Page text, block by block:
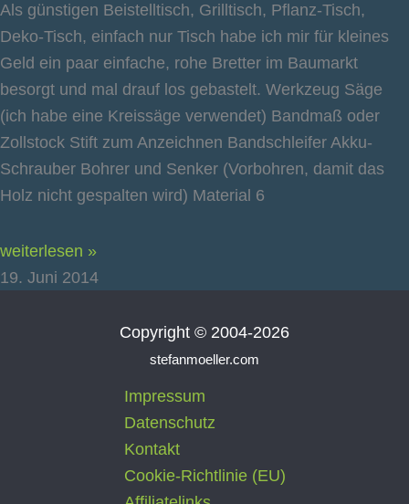
Als günstigen Beistelltisch, Grilltisch, Pflanz-Tisch,
Deko-Tisch, einfach nur Tisch habe ich mir für kleines
Geld ein paar einfache, rohe Bretter im Baumarkt
besorgt und mal drauf los gebastelt. Werkzeug Säge
(ich habe eine Kreissäge verwendet) Bandmaß oder
Zollstock Stift zum Anzeichnen Bandschleifer Akku-
Schrauber Bohrer und Senker (Vorbohren, damit das
Holz nicht gespalten wird) Material 6
weiterlesen »
19. Juni 2014
Copyright © 2004-2026
stefanmoeller.com
Impressum
Datenschutz
Kontakt
Cookie-Richtlinie (EU)